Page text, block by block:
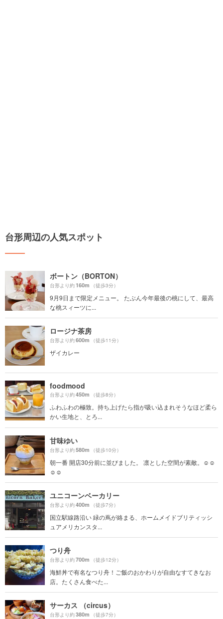
台形周辺の人気スポット
ボートン（BORTON）
台形より約160m （徒歩3分）
9月9日まで限定メニュー。 たぶん今年最後の桃にして、最高
な桃スィーツに...
ロージナ茶房
台形より約600m （徒歩11分）
ザイカレー
foodmood
台形より約450m （徒歩8分）
ふわふわの極致。持ち上げたら指が吸い込まれそうなほど柔ら
かい生地と、とろ...
甘味ゆい
台形より約580m （徒歩10分）
朝一番 開店30分前に並びました。 凛とした空間が素敵。☺︎☺︎
☺︎☺︎
ユニコーンベーカリー
台形より約400m （徒歩7分）
国立駅線路沿い 緑の蔦が絡まる、ホームメイドブリティッシ
ュアメリカンスタ...
つり舟
台形より約700m （徒歩12分）
海鮮丼で有名なつり舟！ご飯のおかわりが自由なすてきなお
店。たくさん食べた...
サーカス （circus）
台形より約380m （徒歩7分）